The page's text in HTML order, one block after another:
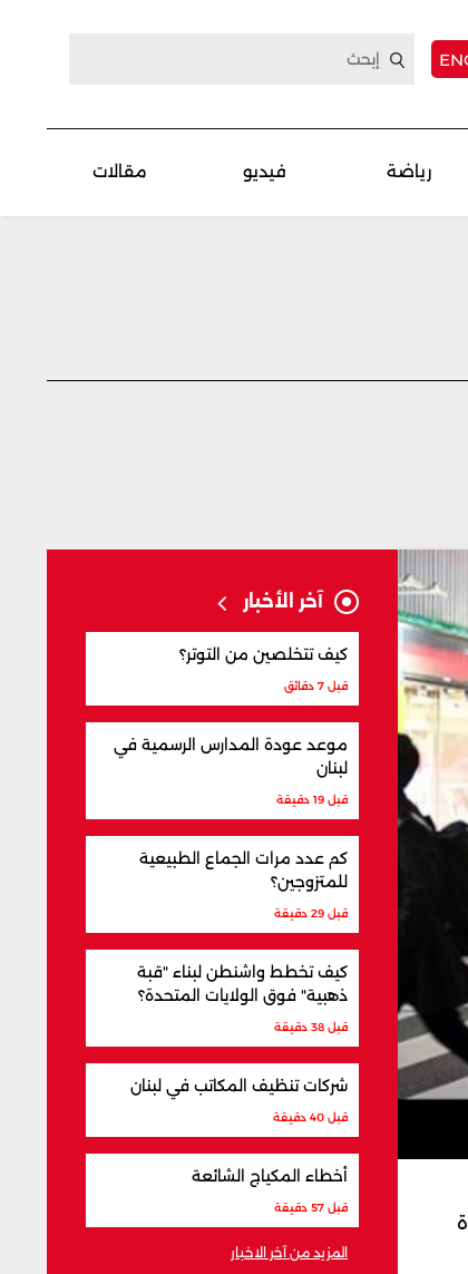
رياضة فيديو مقالات
آخر الأخبار
كيف تتخلصين من التوتر؟
قبل 7 دقائق
موعد عودة المدارس الرسمية في
لبنان
قبل 19 دقيقة
كم عدد مرات الجماع الطبيعية
للمتزوجين؟
قبل 29 دقيقة
كيف تخطط واشنطن لبناء "قبة
ذهبية" فوق الولايات المتحدة؟
قبل 38 دقيقة
شركات تنظيف المكاتب في لبنان
قبل 40 دقيقة
أخطاء المكياج الشائعة
قبل 57 دقيقة
المزيد من آخر الاخبار